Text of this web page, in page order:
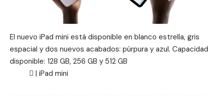
El nuevo iPad mini está disponible en blanco estrella, gris
espacial y dos nuevos acabados: púrpura y azul. Capacidad
disponible: 128 GB, 256 GB y 512 GB
 | iPad mini